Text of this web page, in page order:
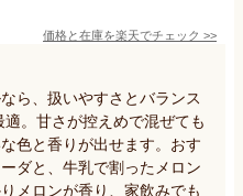
価格と在庫を楽天でチェック >>
ら、扱いやすさとバランス
。甘さが控えめで混ぜても
色と香りが出せます。おす
ダと、牛乳で割ったメロン
メロンが香り、家飲みでも